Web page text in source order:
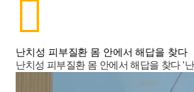
난치성 피부질환 몸 안에서 해답을 찾다
난치성 피부질환 몸 안에서 해답을 찾다 '